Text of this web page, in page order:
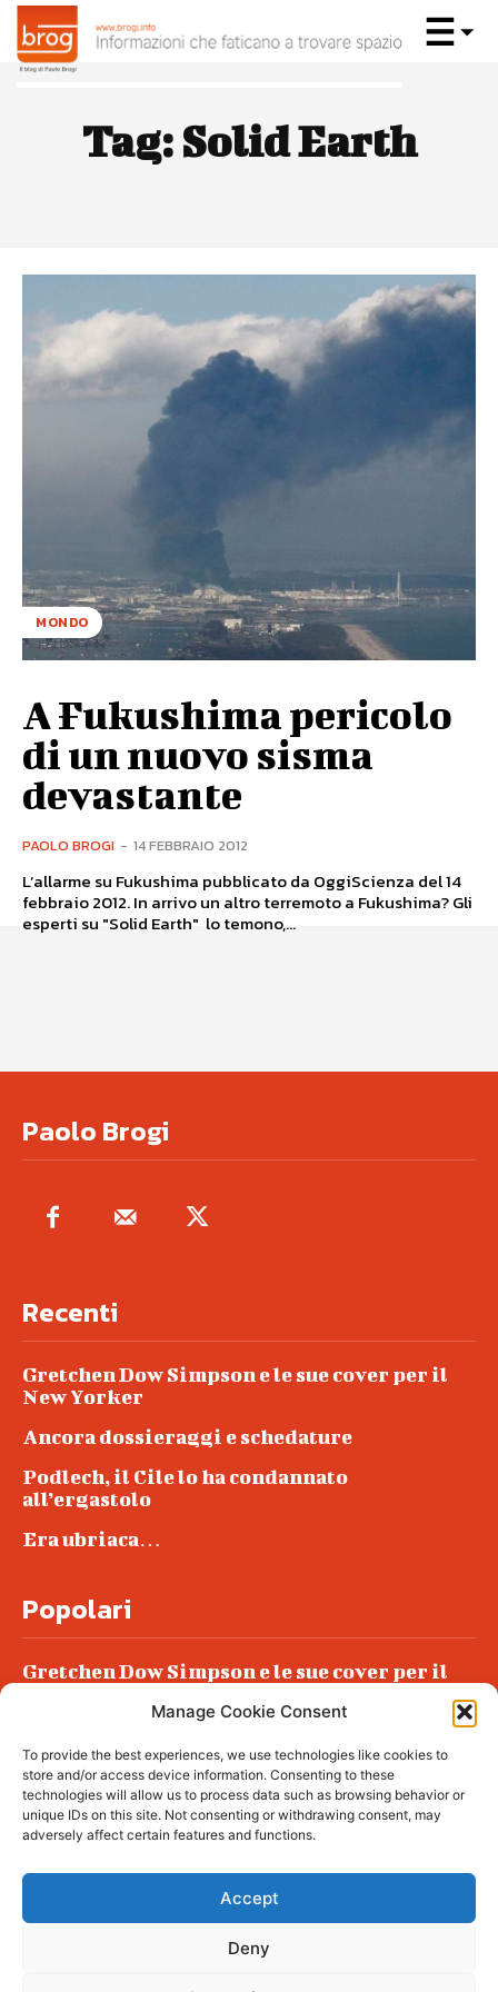
Manage Cookie Consent
To provide the best experiences, we use technologies like cookies to
store and/or access device information. Consenting to these
technologies will allow us to process data such as browsing behavior or
unique IDs on this site. Not consenting or withdrawing consent, may
adversely affect certain features and functions.
Accept
Deny
Tag: Solid Earth
MONDO
A Fukushima pericolo
di un nuovo sisma
devastante
PAOLO BROGI - 14 FEBBRAIO 2012
L’allarme su Fukushima pubblicato da OggiScienza del 14
febbraio 2012. In arrivo un altro terremoto a Fukushima? Gli
esperti su "Solid Earth" lo temono,...
Paolo Brogi
Recenti
Gretchen Dow Simpson e le sue cover per il
New Yorker
Ancora dossieraggi e schedature
Podlech, il Cile lo ha condannato
all’ergastolo
Era ubriaca…
Popolari
Gretchen Dow Simpson e le sue cover per il
Podlech, il Cile lo ha condannato
all’ergastolo
Era ubriaca…
© tagDiv - All rights reserved. Made with